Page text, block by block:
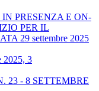
PRESENZA E ON-
PER IL
29 settembre 2025
2025, 3
23 - 8 SETTEMBRE